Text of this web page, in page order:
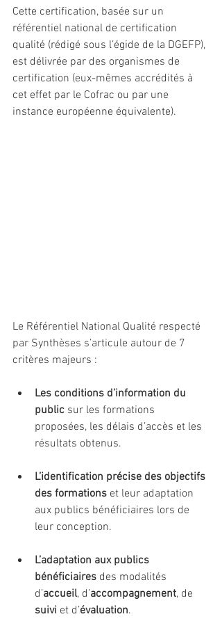
Cette certification, basée sur un
référentiel national de certification
qualité (rédigé sous l’égide de la DGEFP),
est délivrée par des organismes de
certification (eux-mêmes accrédités à
cet effet par le Cofrac ou par une
instance européenne équivalente).
Le Référentiel National Qualité respecté
par Synthèses s’articule autour de 7
critères majeurs :
Les conditions d’information du
public sur les formations
proposées, les délais d’accès et les
résultats obtenus.
L’identification précise des objectifs
des formations et leur adaptation
aux publics bénéficiaires lors de
leur conception.
L’adaptation aux publics
bénéficiaires des modalités
d’accueil, d’accompagnement, de
suivi et d’évaluation.